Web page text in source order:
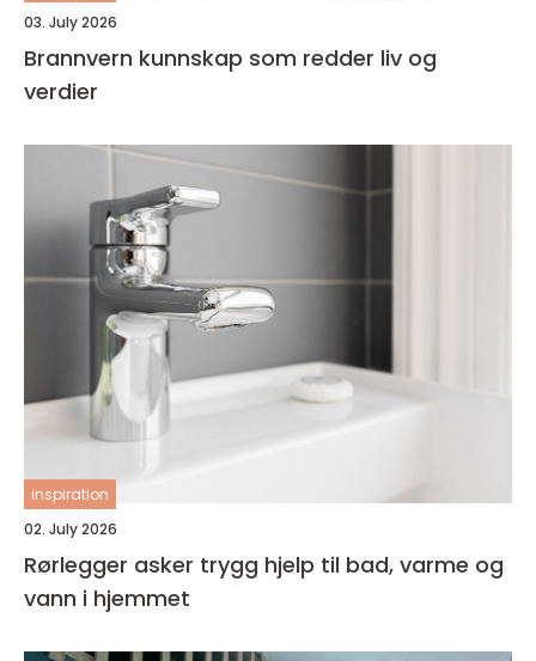
03. July 2026
Brannvern kunnskap som redder liv og
verdier
inspiration
02. July 2026
Rørlegger asker trygg hjelp til bad, varme og
vann i hjemmet